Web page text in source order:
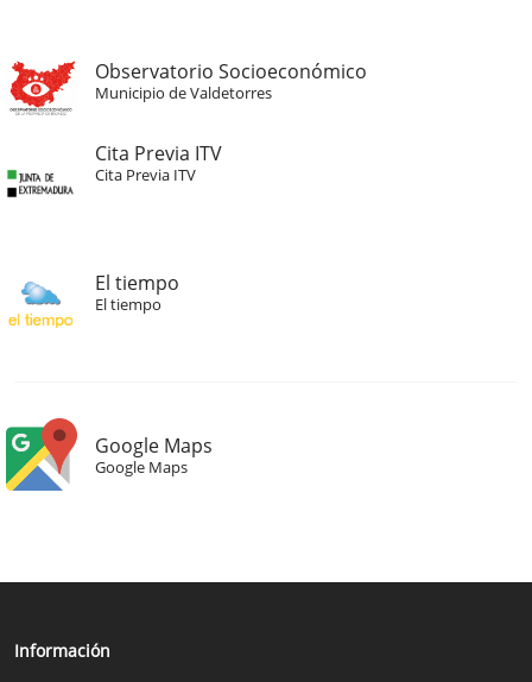
Observatorio Socioeconómico
Municipio de Valdetorres
Cita Previa ITV
Cita Previa ITV
El tiempo
El tiempo
Google Maps
Google Maps
Información